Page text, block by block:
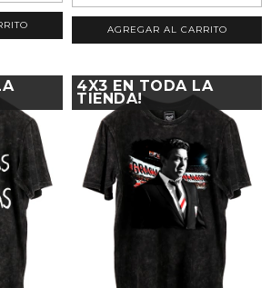
AGREGAR AL CARRITO
4X3 EN TODA LA
TIENDA!